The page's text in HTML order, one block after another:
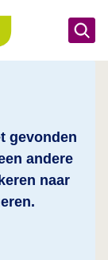
gevonden
andere
naar